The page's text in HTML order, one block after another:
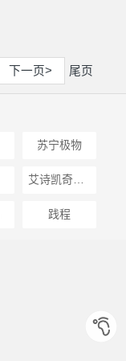
下一页> 尾页
苏宁极物
践程